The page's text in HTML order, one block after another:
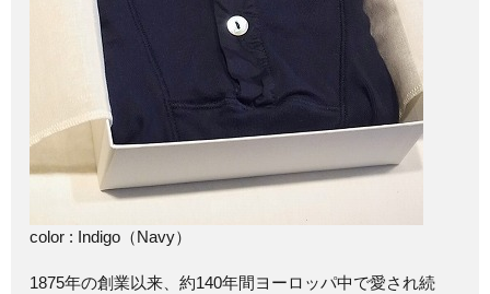
color : Indigo（Navy）
1875年の創業以来、約140年間ヨーロッパ中で愛され続